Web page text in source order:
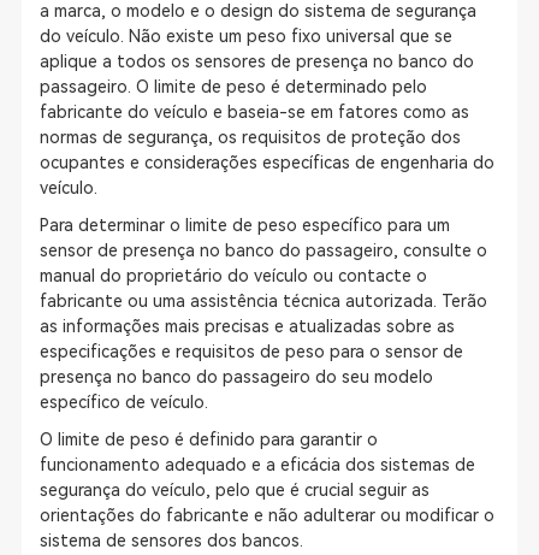
a marca, o modelo e o design do sistema de segurança
do veículo. Não existe um peso fixo universal que se
aplique a todos os sensores de presença no banco do
passageiro. O limite de peso é determinado pelo
fabricante do veículo e baseia-se em fatores como as
normas de segurança, os requisitos de proteção dos
ocupantes e considerações específicas de engenharia do
veículo.
Para determinar o limite de peso específico para um
sensor de presença no banco do passageiro, consulte o
manual do proprietário do veículo ou contacte o
fabricante ou uma assistência técnica autorizada. Terão
as informações mais precisas e atualizadas sobre as
especificações e requisitos de peso para o sensor de
presença no banco do passageiro do seu modelo
específico de veículo.
O limite de peso é definido para garantir o
funcionamento adequado e a eficácia dos sistemas de
segurança do veículo, pelo que é crucial seguir as
orientações do fabricante e não adulterar ou modificar o
sistema de sensores dos bancos.